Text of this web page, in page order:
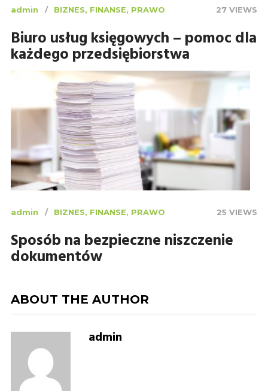
admin BIZNES, FINANSE, PRAWO 27 VIEWS
Biuro usług księgowych – pomoc dla
każdego przedsiębiorstwa
admin BIZNES, FINANSE, PRAWO 25 VIEWS
Sposób na bezpieczne niszczenie
dokumentów
ABOUT THE AUTHOR
admin